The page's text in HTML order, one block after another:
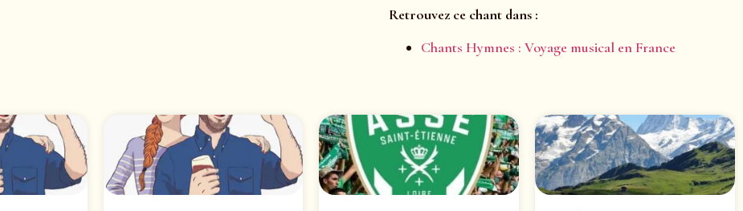
Retrouvez ce chant dans :
Chants Hymnes : Voyage musical en France